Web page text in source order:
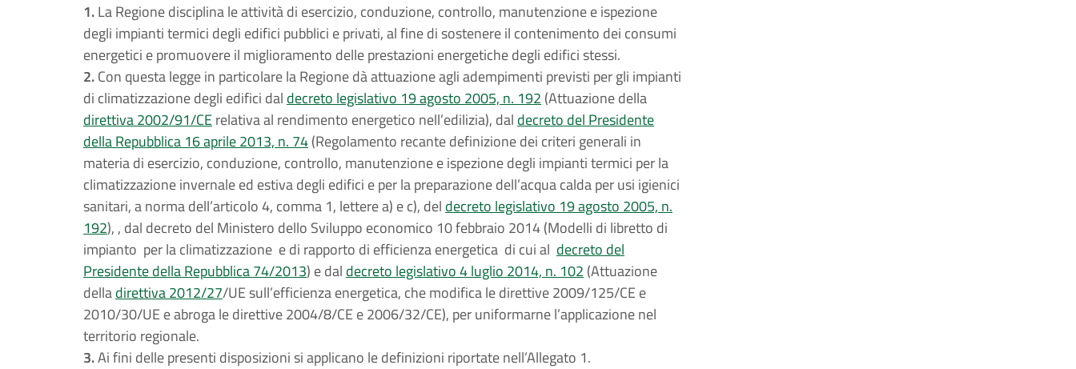
1.La Regione disciplina le attività di esercizio, conduzione, controllo, manutenzione e ispezione
degli impianti termici degli edifici pubblici e privati, al fine di sostenere il contenimento dei consumi
energetici e promuovere il miglioramento delle prestazioni energetiche degli edifici stessi.
2.Con questa legge in particolare la Regione dà attuazione agli adempimenti previsti per gli impianti
di climatizzazione degli edifici dal decreto legislativo 19 agosto 2005, n. 192 (Attuazione della
direttiva 2002/91/CErelativa al rendimento energetico nell’edilizia), dal decreto del Presidente
della Repubblica 16 aprile 2013, n. 74(Regolamento recante definizione dei criteri generali in
materia di esercizio, conduzione, controllo, manutenzione e ispezione degli impianti termici per la
climatizzazione invernale ed estiva degli edifici e per la preparazione dell’acqua calda per usi igienici
sanitari, a norma dell’articolo 4, comma 1, lettere a) e c), del decreto legislativo 19 agosto 2005, n.
192), , dal decreto del Ministero dello Sviluppo economico 10 febbraio 2014 (Modelli di libretto di
impianto per la climatizzazione e di rapporto di efficienza energetica di cui al decreto del
Presidente della Repubblica 74/2013) e dal decreto legislativo 4 luglio 2014, n. 102 (Attuazione
delladirettiva 2012/27/UE sull’efficienza energetica, che modifica le direttive 2009/125/CE e
2010/30/UE e abroga le direttive 2004/8/CE e 2006/32/CE), per uniformarne l’applicazione nel
territorio regionale.
3.Ai fini delle presenti disposizioni si applicano le definizioni riportate nell’Allegato 1.